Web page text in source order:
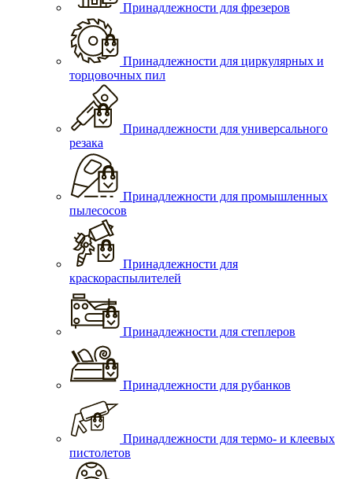
Принадлежности для фрезеров
Принадлежности для циркулярных и
торцовочных пил
Принадлежности для универсального
резака
Принадлежности для промышленных
пылесосов
Принадлежности для
краскораспылителей
Принадлежности для степлеров
Принадлежности для рубанков
Принадлежности для термо- и клеевых
пистолетов